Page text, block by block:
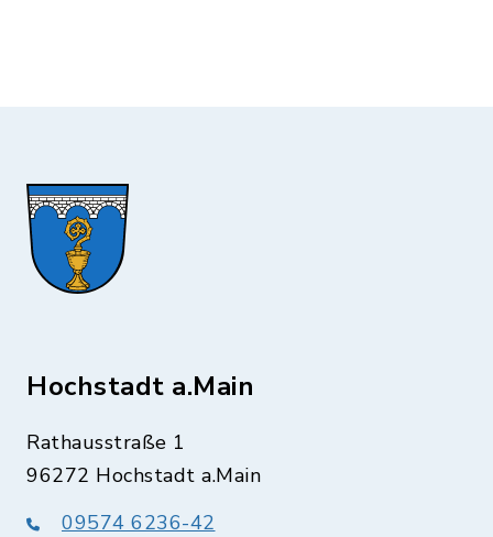
Hochstadt a.Main
Rathausstraße 1
96272 Hochstadt a.Main
09574 6236-42